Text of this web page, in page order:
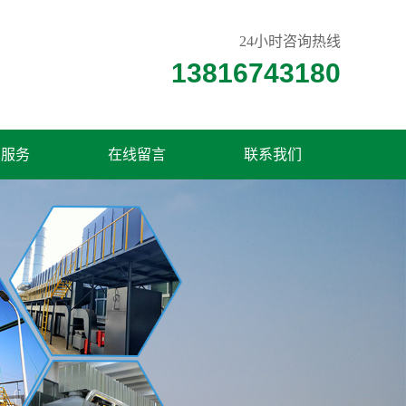
24小时咨询热线
13816743180
务 在线留言 联系我们